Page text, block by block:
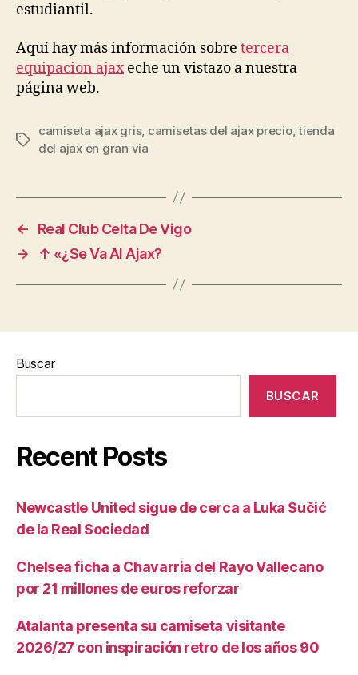
estudiantil.
Aquí hay más información sobre tercera
equipacion ajaxeche un vistazo a nuestra
página web.
Etiquetas
camiseta ajax gris, camisetas del ajax precio,tienda
del ajax en gran via
←
Real Club Celta De Vigo
→
↑ «¿Se Va Al Ajax?
Buscar
BUSCAR
Recent Posts
Newcastle United sigue de cerca a Luka Sučić
de la Real Sociedad
Chelsea ficha a Chavarria del Rayo Vallecano
por 21 millones de euros reforzar
Atalanta presenta su camiseta visitante
2026/27 con inspiración retro de los años 90